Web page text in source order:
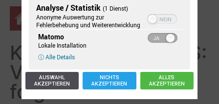
KABEL-ANSCHLUSS:
Verfügbar in
folgenden Gebieten
Analyse / Statistik (1 Dienst)
Anonyme Auswertung zur
Fehlerbehebung und Weiterentwicklung
Matomo
Lokale Installation
ⓘ Alle Details
AUSWAHL
AKZEPTIEREN
NICHTS
AKZEPTIEREN
ALLES
AKZEPTIEREN